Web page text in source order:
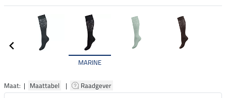
MARINE
Maat: | Maattabel | Raadgever